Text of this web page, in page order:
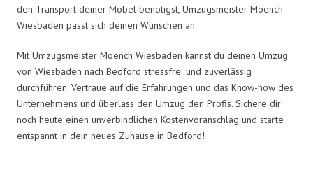
den Transport deiner Möbel benötigst, Umzugsmeister Moench
Wiesbaden passt sich deinen Wünschen an.
Mit Umzugsmeister Moench Wiesbaden kannst du deinen Umzug
von Wiesbaden nach Bedford stressfrei und zuverlässig
durchführen. Vertraue auf die Erfahrungen und das Know-how des
Unternehmens und überlass den Umzug den Profis. Sichere dir
noch heute einen unverbindlichen Kostenvoranschlag und starte
entspannt in dein neues Zuhause in Bedford!